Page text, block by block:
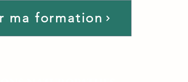
ma formation